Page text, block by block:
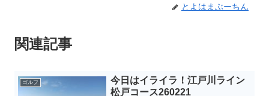
とよはまぶーちん
関連記事
ゴルフ
今日はイライラ！江戸川ライン
松戸コース260221